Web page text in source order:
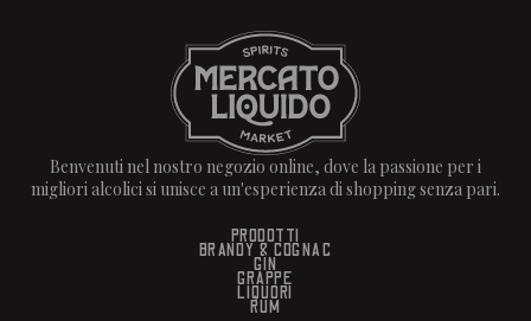
Benvenuti nel nostro negozio online, dove la passione per i
migliori alcolici si unisce a un'esperienza di shopping senza pari.
PRODOTTI
BRANDY & COGNAC
GIN
GRAPPE
LIQUORI
RUM